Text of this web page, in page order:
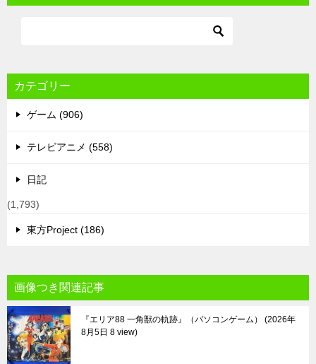
カテゴリー
ゲーム (906)
テレビアニメ (558)
日記
(1,793)
東方Project (186)
画像つき関連記事
『エリア88 一角獣の軌跡』（パソコンゲーム）
2026年
8月5日 8 view